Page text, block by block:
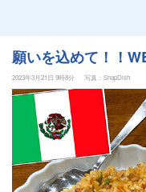
願いを込めて！！
2023年3月21日 9時8分 写真：SnapDish